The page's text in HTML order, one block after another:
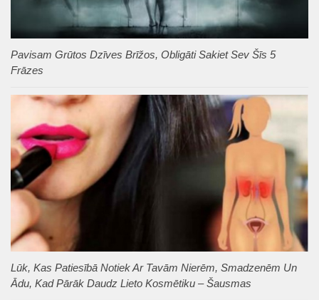
Pavisam Grūtos Dzīves Brīžos, Obligāti Sakiet Sev Šīs 5
Frāzes
Lūk, Kas Patiesībā Notiek Ar Tavām Nierēm, Smadzenēm Un
Ādu, Kad Pārāk Daudz Lieto Kosmētiku – Šausmas